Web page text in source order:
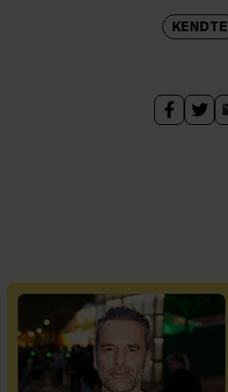
KENDTE